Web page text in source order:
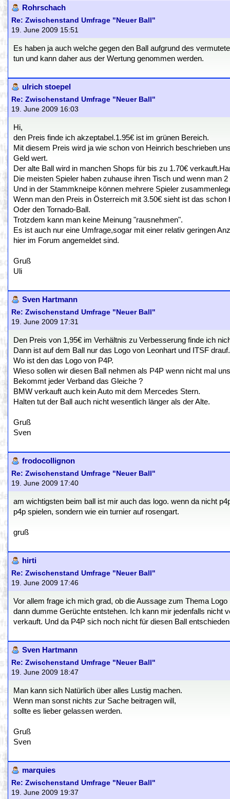
Rohrschach
Re: Zwischenstand Umfrage "Neuer Ball"
19. June 2009 15:51
Es haben ja auch welche gegen den Ball aufgrund des
tun und kann daher aus der Wertung genommen werden.
ulrich stoepel
Re: Zwischenstand Umfrage "Neuer Ball"
19. June 2009 16:03
Hi,
den Preis finde ich akzeptabel.1.95€ ist im grünen Bereich.
Mit diesem Preis wird ja wie schon von Heinrich beschrieben
Geld wert.
Der alte Ball wird in manchen Shops für bis zu 1.70€
Die meisten Spieler haben zuhause ihren Tisch und wenn man
Und in der Stammkneipe können mehrere Spieler
Wenn man den Preis in Österreich mit 3.50€ sieht ist das schon
Oder den Tornado-Ball.
Trotzdem kann man keine Meinung "rausnehmen".
Es ist auch nur eine Umfrage,sogar mit einer relativ geringen
hier im Forum angemeldet sind.
Gruß
Uli
Sven Hartmann
Re: Zwischenstand Umfrage "Neuer Ball"
19. June 2009 17:31
Den Preis von 1,95€ im Verhältnis zu Verbesserung finde ich
Dann ist auf dem Ball nur das Logo von Leonhart und ITSF drauf.
Wo ist den das Logo von P4P.
Wieso sollen wir diesen Ball nehmen als P4P wenn nicht mal
Bekommt jeder Verband das Gleiche ?
BMW verkauft auch kein Auto mit dem Mercedes Stern.
Halten tut der Ball auch nicht wesentlich länger als der Alte.
Gruß
Sven
frodocollignon
Re: Zwischenstand Umfrage "Neuer Ball"
19. June 2009 17:40
am wichtigsten beim ball ist mir auch das logo. wenn da nicht
p4p spielen, sondern wie ein turnier auf rosengart.
gruß
hirti
Re: Zwischenstand Umfrage "Neuer Ball"
19. June 2009 17:46
Vor allem frage ich mich grad, ob die Aussage zum Thema
dann dumme Gerüchte entstehen. Ich kann mir jedenfalls nicht
verkauft. Und da P4P sich noch nicht für diesen Ball
Sven Hartmann
Re: Zwischenstand Umfrage "Neuer Ball"
19. June 2009 18:47
Man kann sich Natürlich über alles Lustig machen.
Wenn man sonst nichts zur Sache beitragen will,
sollte es lieber gelassen werden.
Gruß
Sven
marquies
Re: Zwischenstand Umfrage "Neuer Ball"
19. June 2009 19:37